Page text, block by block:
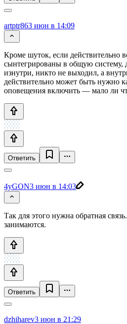
artptr863 июн в 14:09
Кроме шуток, если действительно
сынтегрированы в общую систему,
изнутри, никто не выходил, а
действительно может быть нужно
оповещения включить — мало ли
Ответить
4yGON3 июн в 14:03
Так для этого нужна обратная
занимаются.
Ответить
dzhiharev3 июн в 21:29